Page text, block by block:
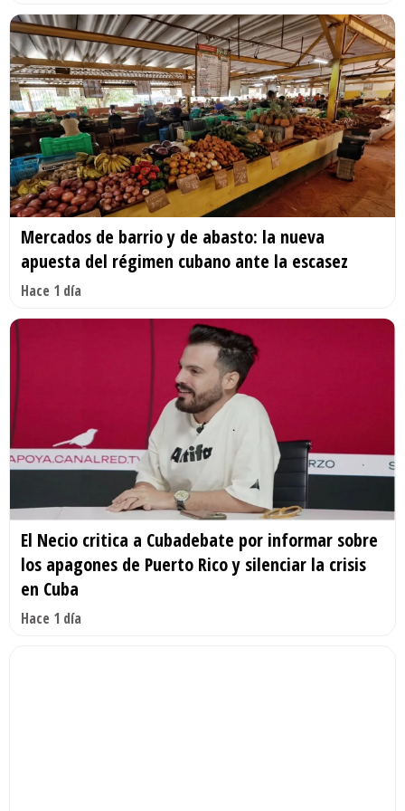
Mercados de barrio y de abasto: la nueva
apuesta del régimen cubano ante la escasez
Hace 1 día
El Necio critica a Cubadebate por informar sobre
los apagones de Puerto Rico y silenciar la crisis
en Cuba
Hace 1 día